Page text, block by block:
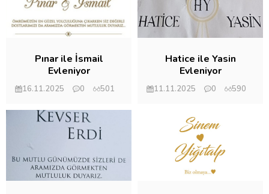
Pınar ile İsmail
Evleniyor
16.11.2025 0
501
Hatice ile Yasin
Evleniyor
11.11.2025 0
590